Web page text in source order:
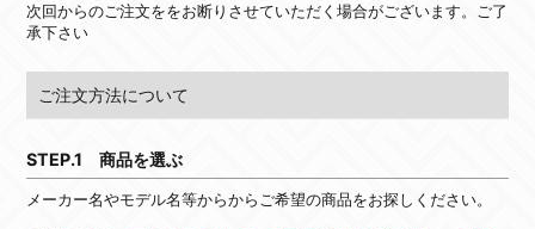
次回からのご注文ををお断りさせていただく場合がございます。ご了
承下さい
ご注文方法について
STEP.1 商品を選ぶ
メーカー名やモデル名等からからご希望の商品をお探しください。